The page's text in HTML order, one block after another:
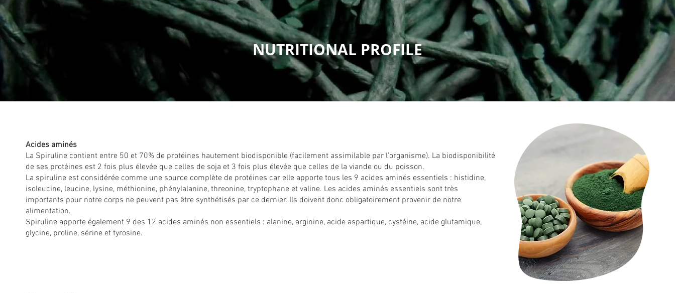
NUTRITIONAL PROFILE
Acides aminés
La Spiruline contient entre 50 et 70% de protéines hautement biodisponible (facilement assimilable par l’organisme). La biodisponibilité
de ses protéines est 2 fois plus élevée que celles de soja et 3 fois plus élevée que celles de la viande ou du poisson.
La spiruline est considérée comme une source complète de protéines car elle apporte tous les 9 acides aminés essentiels : histidine,
isoleucine, leucine, lysine, méthionine, phénylalanine, threonine, tryptophane et valine. Les acides aminés essentiels sont très
importants pour notre corps ne peuvent pas être synthétisés par ce dernier. Ils doivent donc obligatoirement provenir de notre
alimentation.
Spiruline apporte également 9 des 12 acides aminés non essentiels : alanine, arginine, acide aspartique, cystéine, acide glutamique,
glycine, proline, sérine et tyrosine.